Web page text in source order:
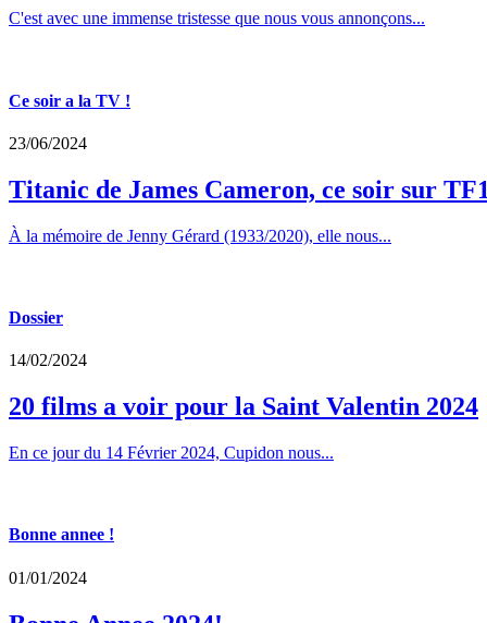
C'est avec une immense tristesse que nous vous annonçons...
Ce soir a la TV !
23/06/2024
Titanic de James Cameron, ce soir sur
À la mémoire de Jenny Gérard (1933/2020), elle nous...
Dossier
14/02/2024
20 films a voir pour la Saint Valentin 2024
En ce jour du 14 Février 2024, Cupidon nous...
Bonne annee !
01/01/2024